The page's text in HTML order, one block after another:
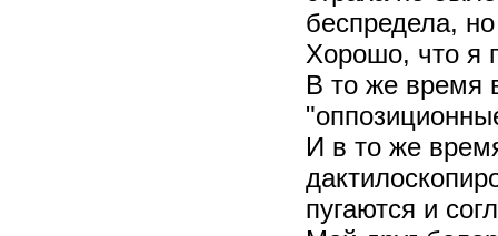
беспредела,
Хорошо, что я
В то же время
И в то же
пугаются и